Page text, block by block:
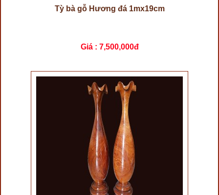
Tỳ bà gỗ Hương đá 1mx19cm
Giá : 7,500,000đ